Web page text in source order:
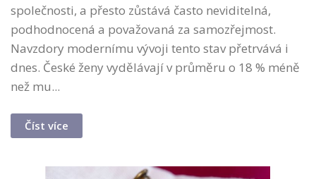
společnosti, a přesto zůstává často neviditelná,
podhodnocená a považovaná za samozřejmost.
Navzdory modernímu vývoji tento stav přetrvává i
dnes. České ženy vydělávají v průměru o 18 % méně
než mu...
Číst více